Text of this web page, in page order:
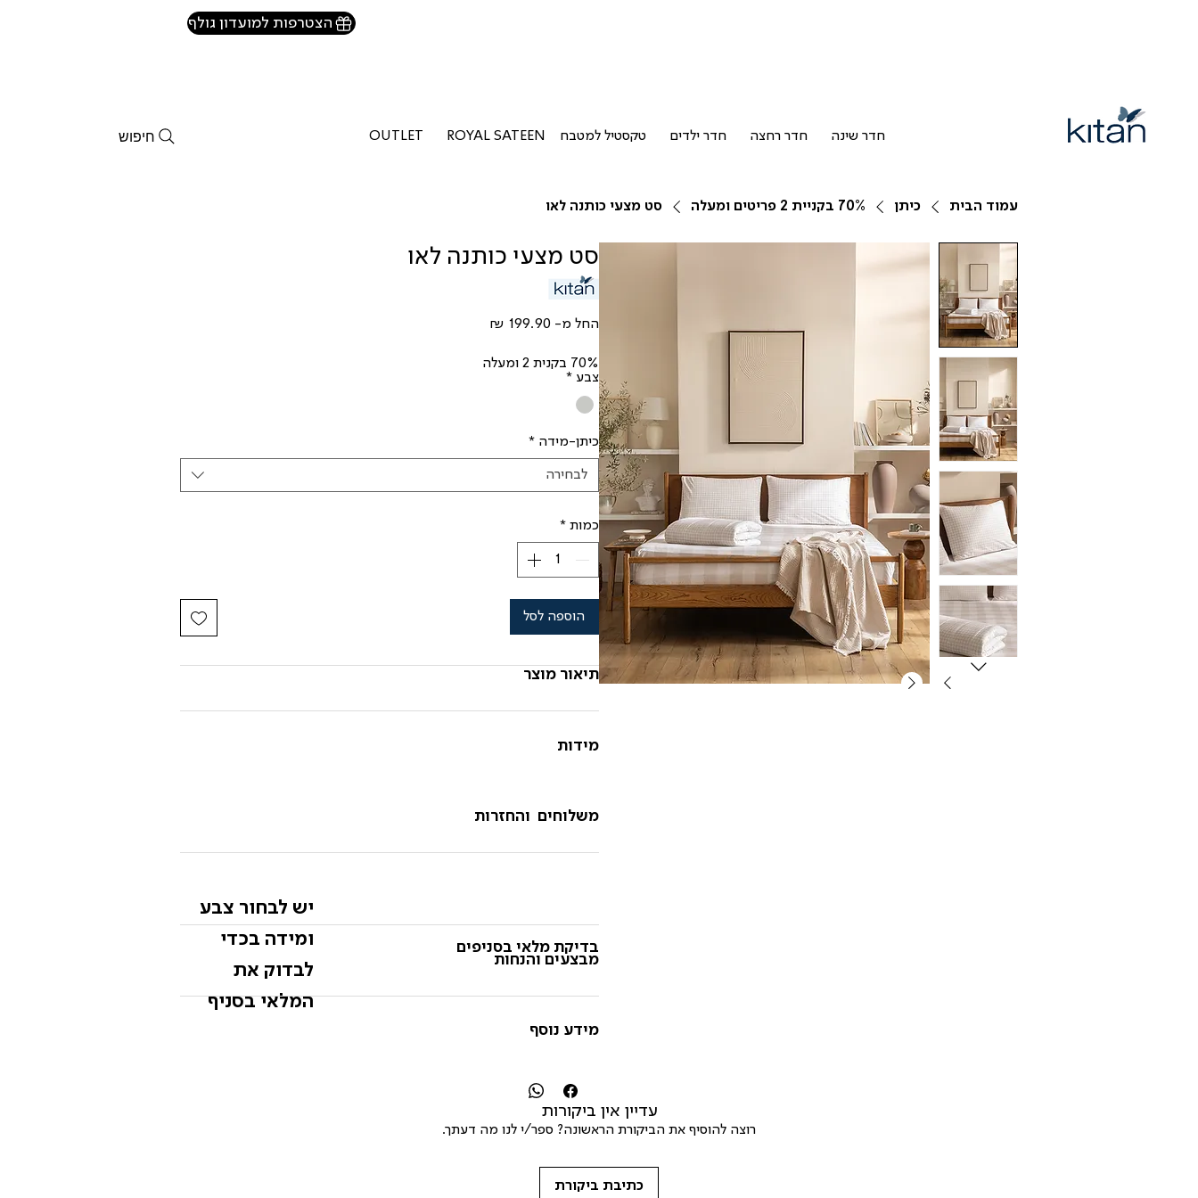
חדר שינה חדר רחצה חדר ילדים טקסטיל למטבח ROYAL SATEEN
OUTLET חיפוש
הצטרפות למועדון גולף
עמוד הבית כיתן 70% בקניית 2 פריטים ומעלה סט מצעי כותנה לאו
סט מצעי כותנה לאו
החל מ-
70% בקנית 2 ומעלה
צבע *
כיתן-מידה *
לבחירה
כמות *
הוספה לסל
תיאור מוצר
מידות
משלוחים והחזרות
יש לבחור צבע
ומידה בכדי
לבדוק את
המלאי בסניף
בדיקת מלאי בסניפים
מבצעים והנחות
מידע נוסף
עדיין אין ביקורות
רוצה להוסיף את הביקורת הראשונה? ספר/י לנו מה דעתך.
כתיבת ביקורת